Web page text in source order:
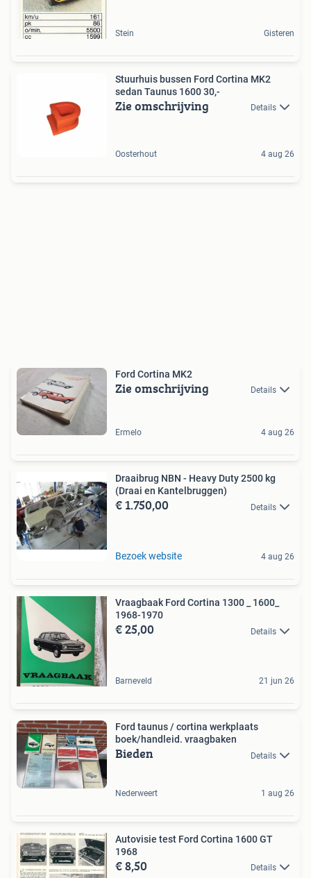
Stein Gisteren
Stuurhuis bussen Ford Cortina MK2
sedan Taunus 1600 30,-
Zie omschrijving Details
Oosterhout 4 aug 26
Ford Cortina MK2
Zie omschrijving Details
Ermelo 4 aug 26
Draaibrug NBN - Heavy Duty 2500 kg
(Draai en Kantelbruggen)
€ 1.750,00 Details
Bezoek website 4 aug 26
Vraagbaak Ford Cortina 1300 _ 1600_
1968-1970
€ 25,00 Details
Barneveld 21 jun 26
Ford taunus / cortina werkplaats
boek/handleid. vraagbaken
Bieden Details
Nederweert 1 aug 26
Autovisie test Ford Cortina 1600 GT
1968
€ 8,50 Details